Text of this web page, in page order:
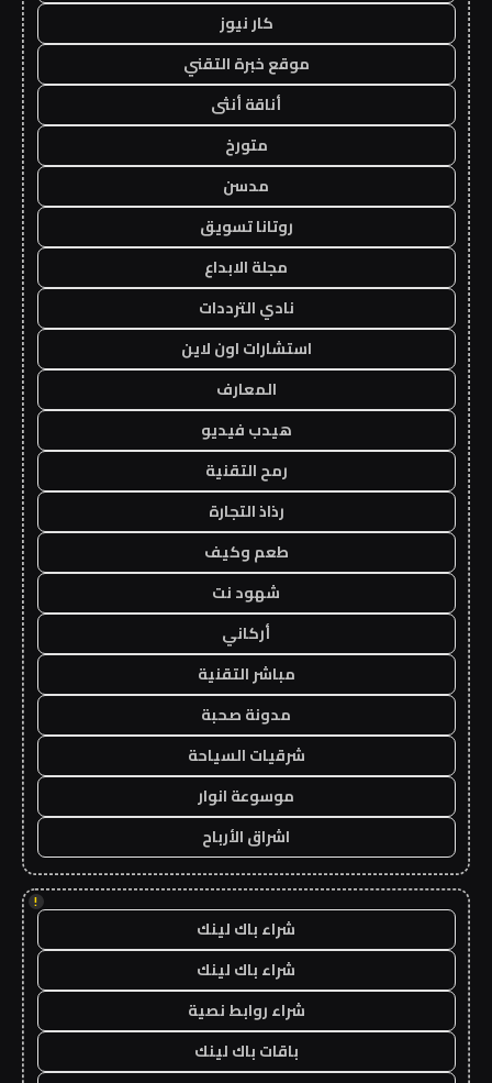
كار نيوز
موقع خبرة التقني
أناقة أنثى
متورخ
مدسن
روتانا تسويق
مجلة الابداع
نادي الترددات
استشارات اون لاين
المعارف
هيدب فيديو
رمح التقنية
رذاذ التجارة
طعم وكيف
شهود نت
أركاني
مباشر التقنية
مدونة صحبة
شرقيات السياحة
موسوعة انوار
اشراق الأرباح
!
شراء باك لينك
شراء باك لينك
شراء روابط نصية
باقات باك لينك